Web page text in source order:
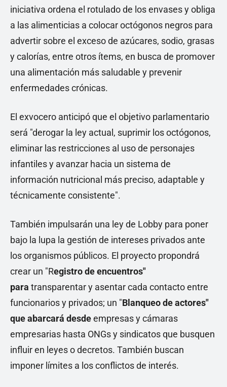
iniciativa ordena el rotulado de los envases y obliga
a las alimenticias a colocar octógonos negros para
advertir sobre el exceso de azúcares, sodio, grasas
y calorías, entre otros ítems, en busca de promover
una alimentación más saludable y prevenir
enfermedades crónicas.
El exvocero anticipó que el objetivo parlamentario
será "derogar la ley actual, suprimir los octógonos,
eliminar las restricciones al uso de personajes
infantiles y avanzar hacia un sistema de
información nutricional más preciso, adaptable y
técnicamente consistente".
También impulsarán una ley de Lobby para poner
bajo la lupa la gestión de intereses privados ante
los organismos públicos. El proyecto propondrá
crear un "Registro de encuentros"
para transparentar y asentar cada contacto entre
funcionarios y privados; un "Blanqueo de actores"
que abarcará desdeempresas y cámaras
empresarias hasta ONGs y sindicatos que busquen
influir en leyes o decretos. También buscan
imponer límites a los conflictos de interés.